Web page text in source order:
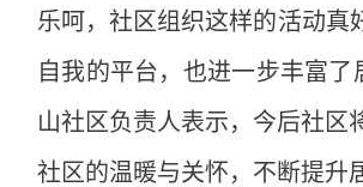
乐呵，社区组织这样的活动真
自我的平台，也进一步丰富
山社区负责人表示，今后社区
社区的温暖与关怀，不断提升